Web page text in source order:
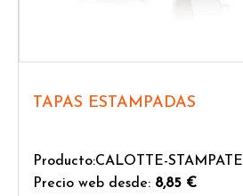
TAPAS ESTAMPADAS
Producto:CALOTTE-STAMPATE
Precio web desde: 8,85 €